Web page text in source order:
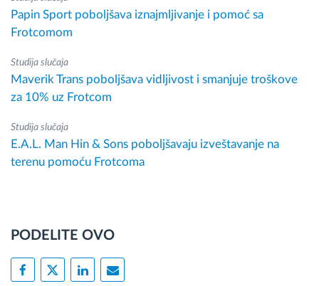
Papin Sport poboljšava iznajmljivanje i pomoć sa
Frotcomom
Studija slučaja
Maverik Trans poboljšava vidljivost i smanjuje troškove
za 10% uz Frotcom
Studija slučaja
E.A.L. Man Hin & Sons poboljšavaju izveštavanje na
terenu pomoću Frotcoma
PODELITE OVO